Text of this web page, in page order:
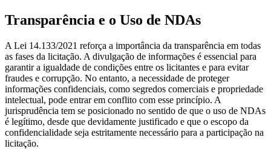
Transparência e o Uso de NDAs
A Lei 14.133/2021 reforça a importância da transparência em todas
as fases da licitação. A divulgação de informações é essencial para
garantir a igualdade de condições entre os licitantes e para evitar
fraudes e corrupção. No entanto, a necessidade de proteger
informações confidenciais, como segredos comerciais e propriedade
intelectual, pode entrar em conflito com esse princípio. A
jurisprudência tem se posicionado no sentido de que o uso de NDAs
é legítimo, desde que devidamente justificado e que o escopo da
confidencialidade seja estritamente necessário para a participação na
licitação.